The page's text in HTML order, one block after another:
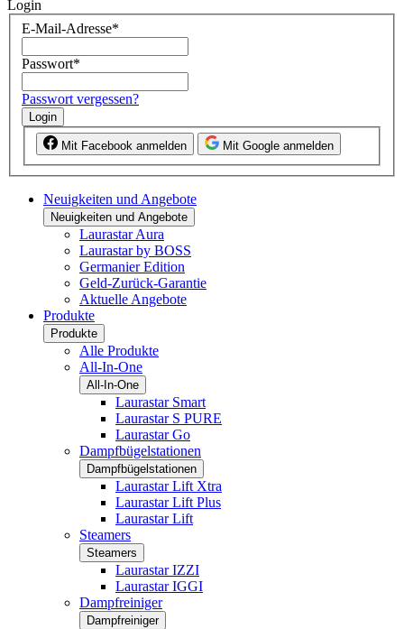
Login
E-Mail-Adresse*
Passwort*
Passwort vergessen?
Login
Mit Facebook anmelden Mit Google anmelden
Neuigkeiten und Angebote
Neuigkeiten und Angebote
Laurastar Aura
Laurastar by BOSS
Germanier Edition
Geld-Zurück-Garantie
Aktuelle Angebote
Produkte
Produkte
Alle Produkte
All-In-One
All-In-One
Laurastar Smart
Laurastar S PURE
Laurastar Go
Dampfbügelstationen
Dampfbügelstationen
Laurastar Lift Xtra
Laurastar Lift Plus
Laurastar Lift
Steamers
Steamers
Laurastar IZZI
Laurastar IGGI
Dampfreiniger
Dampfreiniger